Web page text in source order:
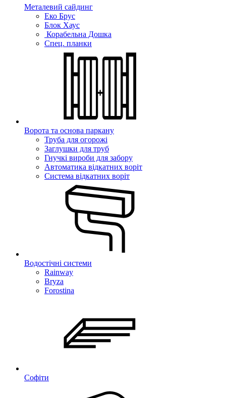
Металевий сайдинг
Еко Брус
Блок Хаус
Корабельна Дошка
Спец. планки
Ворота та основа паркану
Труба для огорожі
Заглушки для труб
Гнучкі вироби для забору
Автоматика відкатних воріт
Система відкатних воріт
Водостічні системи
Rainway
Bryza
Forostina
Софіти